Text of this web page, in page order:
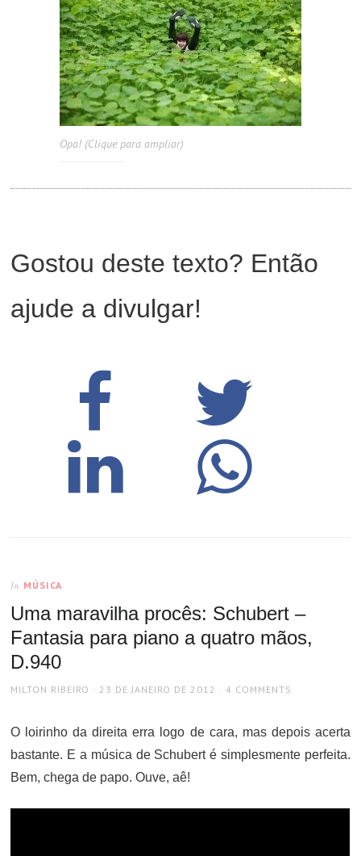
Opa! (Clique para ampliar)
Gostou deste texto? Então
ajude a divulgar!
In MÚSICA
Uma maravilha procês: Schubert –
Fantasia para piano a quatro mãos,
D.940
AUTHOR
MILTON RIBEIRO
POSTED
23 DE JANEIRO DE 2012 4 COMMENTS
O loirinho da direita erra logo de cara, mas depois acerta
bastante. E a música de Schubert é simplesmente perfeita.
Bem, chega de papo. Ouve, aê!